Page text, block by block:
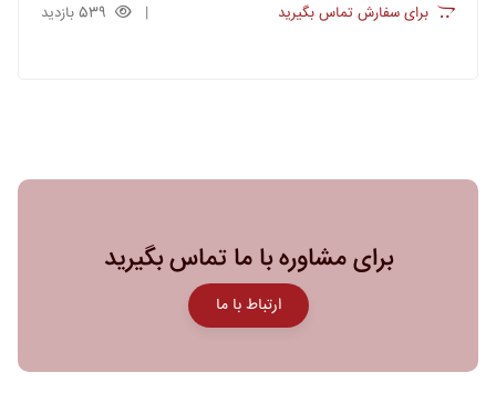
برای سفارش تماس بگیرید 539 بازدید
برای مشاوره با ما تماس بگیرید
ارتباط با ما